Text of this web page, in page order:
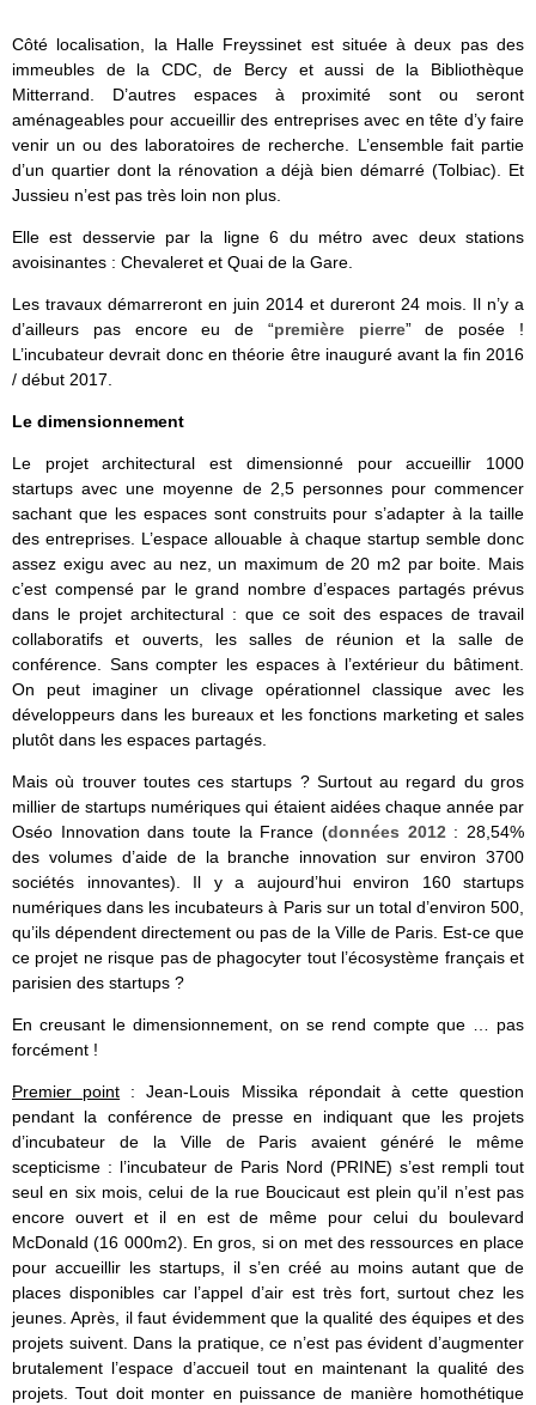
Côté localisation, la Halle Freyssinet est située à deux pas des
immeubles de la CDC, de Bercy et aussi de la Bibliothèque
Mitterrand. D’autres espaces à proximité sont ou seront
aménageables pour accueillir des entreprises avec en tête d’y faire
venir un ou des laboratoires de recherche. L’ensemble fait partie
d’un quartier dont la rénovation a déjà bien démarré (Tolbiac). Et
Jussieu n’est pas très loin non plus.
Elle est desservie par la ligne 6 du métro avec deux stations
avoisinantes : Chevaleret et Quai de la Gare.
Les travaux démarreront en juin 2014 et dureront 24 mois. Il n’y a
d’ailleurs pas encore eu de “première pierre” de posée !
L’incubateur devrait donc en théorie être inauguré avant la fin 2016
/ début 2017.
Le dimensionnement
Le projet architectural est dimensionné pour accueillir 1000
startups avec une moyenne de 2,5 personnes pour commencer
sachant que les espaces sont construits pour s’adapter à la taille
des entreprises. L’espace allouable à chaque startup semble donc
assez exigu avec au nez, un maximum de 20 m2 par boite. Mais
c’est compensé par le grand nombre d’espaces partagés prévus
dans le projet architectural : que ce soit des espaces de travail
collaboratifs et ouverts, les salles de réunion et la salle de
conférence. Sans compter les espaces à l’extérieur du bâtiment.
On peut imaginer un clivage opérationnel classique avec les
développeurs dans les bureaux et les fonctions marketing et sales
plutôt dans les espaces partagés.
Mais où trouver toutes ces startups ? Surtout au regard du gros
millier de startups numériques qui étaient aidées chaque année par
Oséo Innovation dans toute la France (données 2012: 28,54%
des volumes d’aide de la branche innovation sur environ 3700
sociétés innovantes). Il y a aujourd’hui environ 160 startups
numériques dans les incubateurs à Paris sur un total d’environ 500,
qu’ils dépendent directement ou pas de la Ville de Paris. Est-ce que
ce projet ne risque pas de phagocyter tout l’écosystème français et
parisien des startups ?
En creusant le dimensionnement, on se rend compte que … pas
forcément !
Premier point : Jean-Louis Missika répondait à cette question
pendant la conférence de presse en indiquant que les projets
d’incubateur de la Ville de Paris avaient généré le même
scepticisme : l’incubateur de Paris Nord (PRINE) s’est rempli tout
seul en six mois, celui de la rue Boucicaut est plein qu’il n’est pas
encore ouvert et il en est de même pour celui du boulevard
McDonald (16 000m2). En gros, si on met des ressources en place
pour accueillir les startups, il s’en créé au moins autant que de
places disponibles car l’appel d’air est très fort, surtout chez les
jeunes. Après, il faut évidemment que la qualité des équipes et des
projets suivent. Dans la pratique, ce n’est pas évident d’augmenter
brutalement l’espace d’accueil tout en maintenant la qualité des
projets. Tout doit monter en puissance de manière homothétique